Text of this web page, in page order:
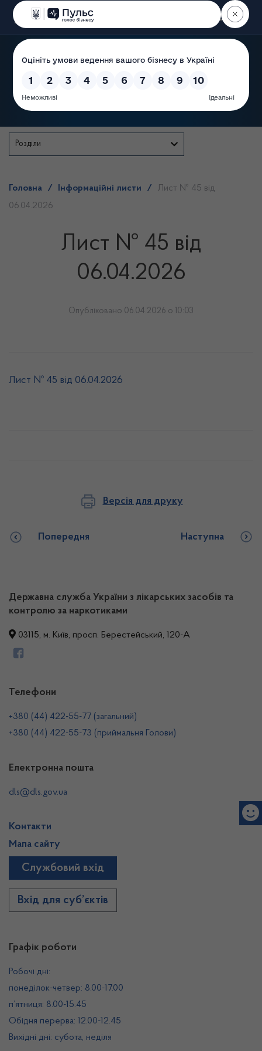
Пошук
Розділи
Головна / Інформаційні листи /
Лист № 45 від
06.04.2026
Лист № 45 від
06.04.2026
Опубліковано 06.04.2026 о 10:03
Лист № 45 від 06.04.2026
Версія для друку
Попередня Наступна
Державна служба України з лікарських засобів та
контролю за наркотиками
03115, м. Київ, просп. Берестейський, 120-А
Графік роботи
Робочі дні:
понеділок-четвер: 8.00-17.00
п’ятниця: 8.00-15.45
Обідня перерва: 12.00-12.45
Вихідні дні: субота, неділя
Телефони
+380 (44) 422-55-77 (загальний)
+380 (44) 422-55-73 (приймальня Голови)
Електронна пошта
dls@dls.gov.ua
Контакти
Мапа сайту
Службовий вхід
Вхід для суб’єктів